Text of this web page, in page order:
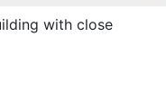
with close